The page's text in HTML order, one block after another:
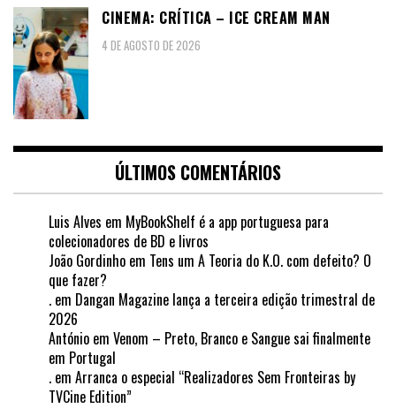
CINEMA: CRÍTICA – ICE CREAM MAN
4 DE AGOSTO DE 2026
ÚLTIMOS COMENTÁRIOS
Luis Alves em MyBookShelf é a app portuguesa para
colecionadores de BD e livros
João Gordinho em Tens um A Teoria do K.O. com defeito? O
que fazer?
. em Dangan Magazine lança a terceira edição trimestral de
2026
António em Venom – Preto, Branco e Sangue sai finalmente
em Portugal
. em Arranca o especial “Realizadores Sem Fronteiras by
TVCine Edition”